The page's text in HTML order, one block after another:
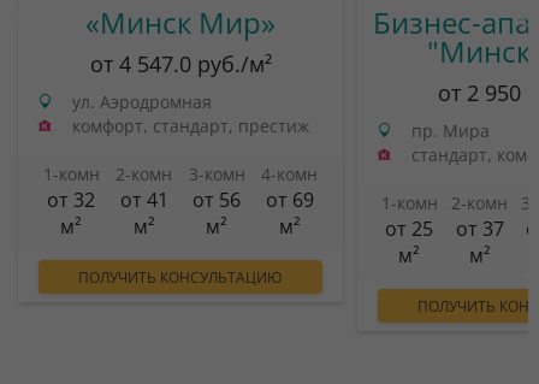
«Минск Мир»
от 4 547.0 руб./м²
ул. Аэродромная
комфорт, стандарт, престиж
1-комн
от 32
м²
2-комн
от 41
м²
3-комн
от 56
м²
4-комн
от 69
м²
ПОЛУЧИТЬ КОНСУЛЬТАЦИЮ
Бизнес-
от 2 950
пр. Мира
стандарт,
1-комн
от 25
м²
2-комн
от 37
м²
ПОЛУЧИТЬ